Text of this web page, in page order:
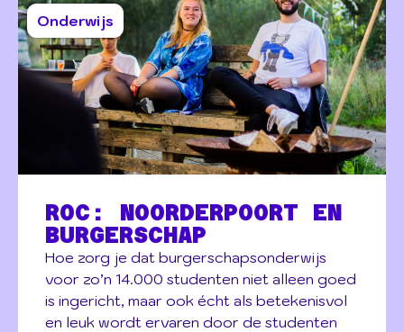
Onderwijs
ROC: NOORDERPOORT EN
BURGERSCHAP
Hoe zorg je dat burgerschapsonderwijs
voor zo’n 14.000 studenten niet alleen goed
is ingericht, maar ook écht als betekenisvol
en leuk wordt ervaren door de studenten